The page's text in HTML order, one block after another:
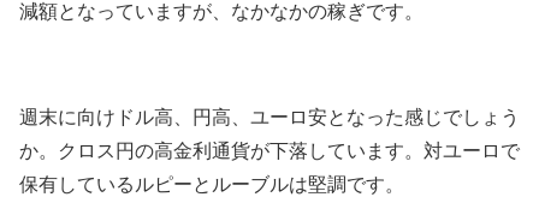
減額となっていますが、なかなかの稼ぎです。
週末に向けドル高、円高、ユーロ安となった感じでしょう
か。クロス円の高金利通貨が下落しています。対ユーロで
保有しているルピーとルーブルは堅調です。